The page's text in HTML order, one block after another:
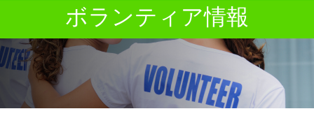
ボランティア情報